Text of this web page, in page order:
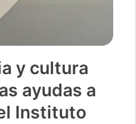
y cultura
ayudas a
Instituto